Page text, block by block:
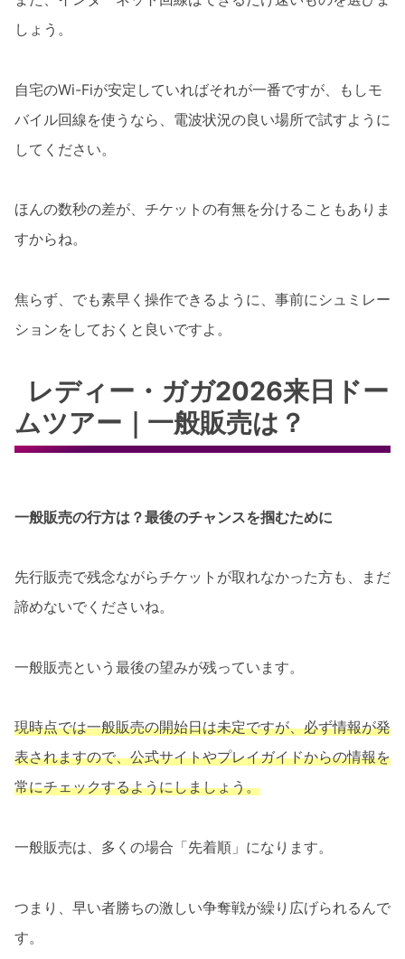
しょう。
自宅のWi-Fiが安定していればそれが一番ですが、もしモ
バイル回線を使うなら、電波状況の良い場所で試すように
してください。
ほんの数秒の差が、チケットの有無を分けることもありま
すからね。
焦らず、でも素早く操作できるように、事前にシュミレー
ションをしておくと良いですよ。
レディー・ガガ2026来日ドー
ムツアー｜一般販売は？
一般販売の行方は？最後のチャンスを掴むために
先行販売で残念ながらチケットが取れなかった方も、まだ
諦めないでくださいね。
一般販売という最後の望みが残っています。
現時点では一般販売の開始日は未定ですが、必ず情報が発
表されますので、公式サイトやプレイガイドからの情報を
常にチェックするようにしましょう。
一般販売は、多くの場合「先着順」になります。
つまり、早い者勝ちの激しい争奪戦が繰り広げられるんで
す。